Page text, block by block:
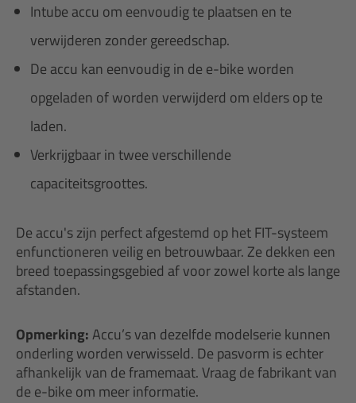
Intube accu om eenvoudig te plaatsen en te
verwijderen zonder gereedschap.
De accu kan eenvoudig in de e-bike worden
opgeladen of worden verwijderd om elders op te
laden.
Verkrijgbaar in twee verschillende
capaciteitsgroottes.
De accu's zijn perfect afgestemd op het FIT-systeem
enfunctioneren veilig en betrouwbaar. Ze dekken een
breed toepassingsgebied af voor zowel korte als lange
afstanden.
Opmerking:Accu’s van dezelfde modelserie kunnen
onderling worden verwisseld. De pasvorm is echter
afhankelijk van de framemaat. Vraag de fabrikant van
de e-bike om meer informatie.